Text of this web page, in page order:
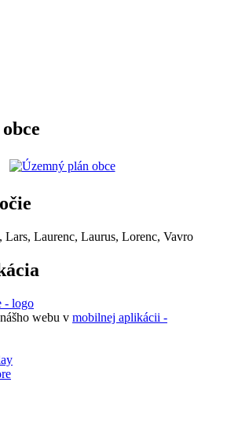
, Lars, Laurenc, Laurus, Lorenc, Vavro
webu v mobilnej aplikácii -